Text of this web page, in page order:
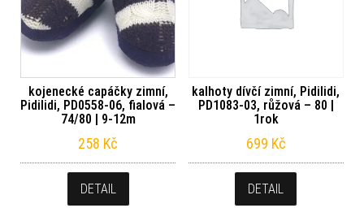
kojenecké capáčky zimní,
Pidilidi, PD0558-06, fialová –
74/80 | 9-12m
258 Kč
DETAIL
kalhoty dívčí zimní, Pidilidi,
PD1083-03, růžová – 80 |
1rok
699 Kč
DETAIL